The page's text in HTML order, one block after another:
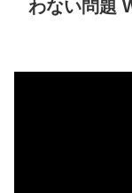
わない問題